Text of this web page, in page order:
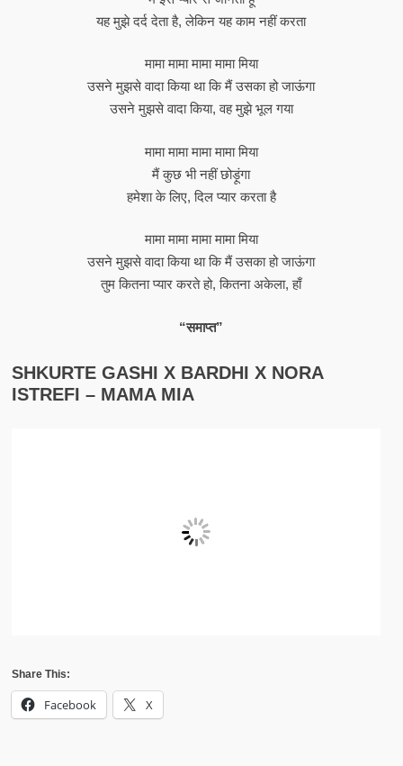
यह मुझे दर्द देता है, लेकिन यह काम नहीं करता
मामा मामा मामा मामा मिया
उसने मुझसे वादा किया था कि मैं उसका हो जाऊंगा
उसने मुझसे वादा किया, वह मुझे भूल गया
मामा मामा मामा मामा मिया
मैं कुछ भी नहीं छोड़ूंगा
हमेशा के लिए, दिल प्यार करता है
मामा मामा मामा मामा मिया
उसने मुझसे वादा किया था कि मैं उसका हो जाऊंगा
तुम कितना प्यार करते हो, कितना अकेला, हाँ
“समाप्त”
SHKURTE GASHI X BARDHI X NORA
ISTREFI – MAMA MIA
Share This:
Facebook X